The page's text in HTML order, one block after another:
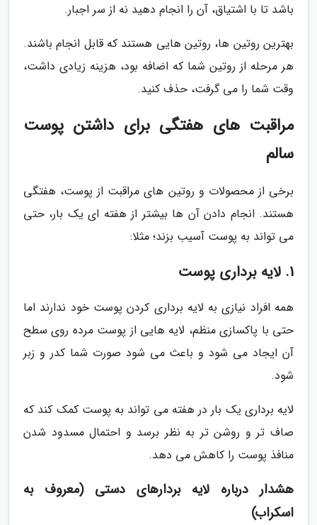
باشد تا با اشتیاق، آن را انجام دهید نه از سر اجبار.
بهترین روتین ها، روتین هایی هستند که قابل انجام باشند.
هر مرحله از روتین شما که اضافه بود، هزینه زیادی داشت،
وقت شما را می گرفت، حذف کنید.
مراقبت های هفتگی برای داشتن پوست
سالم
برخی از محصولات و روتین های مراقبت از پوست، هفتگی
هستند. انجام دادن آن ها بیشتر از هفته ای یک بار، حتی
می تواند به پوست آسیب بزند؛ مثلا:
1. لایه برداری پوست
همه افراد نیازی به لایه برداری کردن پوست خود ندارند اما
حتی با پاکسازی منظم، لایه هایی از پوست مرده روی سطح
آن ایجاد می شود و باعث می شود صورت شما کدر و زبر
شود.
لایه برداری یک بار در هفته می تواند به پوست کمک کند که
صاف تر و روشن تر به نظر برسد و احتمال مسدود شدن
منافذ پوست را کاهش می دهد.
هشدار درباره لایه بردارهای دستی (معروف به
اسکراب)